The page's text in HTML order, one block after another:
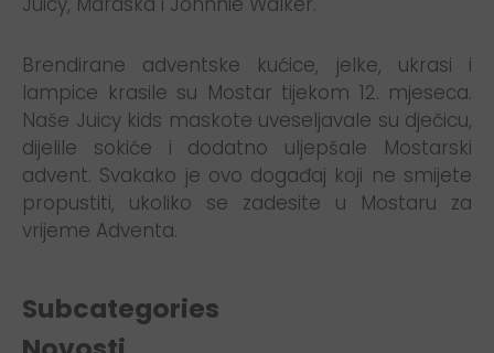
Brendirane adventske kućice, jelke, ukrasi i
lampice krasile su Mostar tijekom 12. mjeseca.
Naše Juicy kids maskote uveseljavale su dječicu,
dijelile sokiće i dodatno uljepšale Mostarski
advent. Svakako je ovo događaj koji ne smijete
propustiti, ukoliko se zadesite u Mostaru za
vrijeme Adventa.
Subcategories